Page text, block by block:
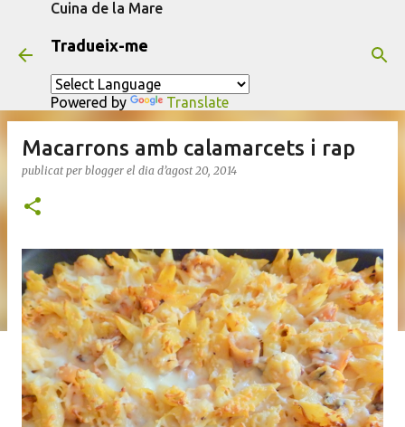
Cuina de la Mare
Tradueix-me
Powered by Translate
Macarrons amb calamarcets i rap
publicat per blogger el dia d’agost 20, 2014